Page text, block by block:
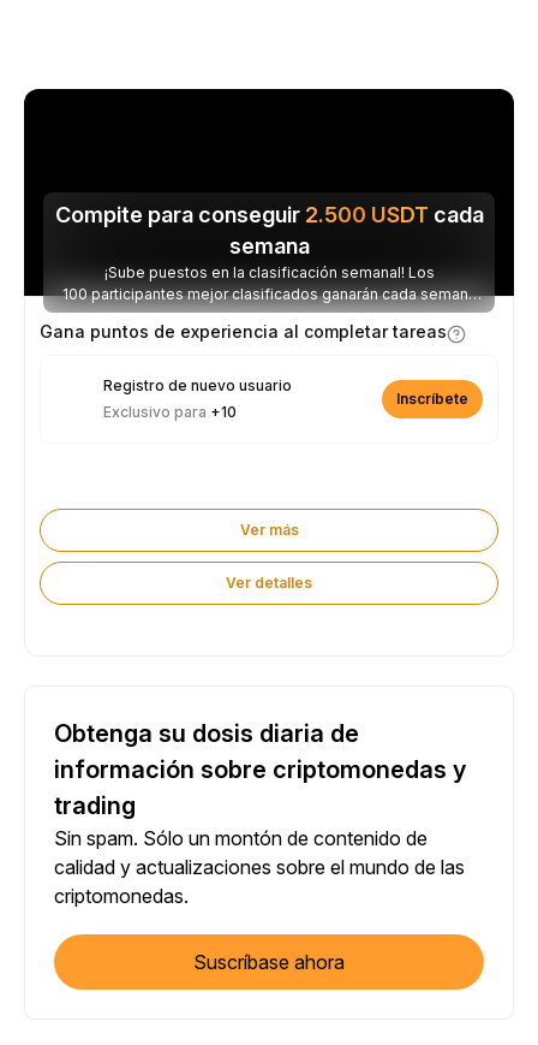
Compite para conseguir 2.500 USDT cada
semana
¡Sube puestos en la clasificación semanal! Los
100 participantes mejor clasificados ganarán cada semana
parte de los 2.500 USDT disponibles.
Gana puntos de experiencia al completar tareas
Registro de nuevo usuario
Exclusivo para +10
Inscríbete
Ver más
Ver detalles
Obtenga su dosis diaria de
información sobre criptomonedas y
trading
Sin spam. Sólo un montón de contenido de
calidad y actualizaciones sobre el mundo de las
criptomonedas.
Suscríbase ahora